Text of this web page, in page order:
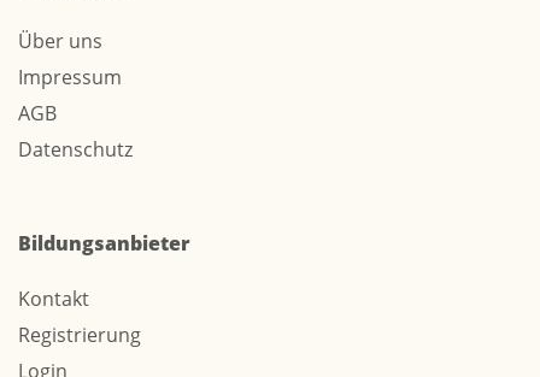
Über uns
Impressum
AGB
Datenschutz
Bildungsanbieter
Kontakt
Registrierung
Login